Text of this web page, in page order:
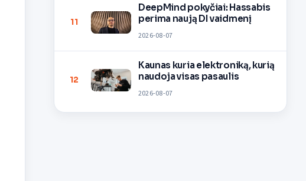
11
DeepMind pokyčiai: Hassabis
perima naują DI vaidmenį
2026-08-07
12
Kaunas kuria elektroniką, kurią
naudoja visas pasaulis
2026-08-07